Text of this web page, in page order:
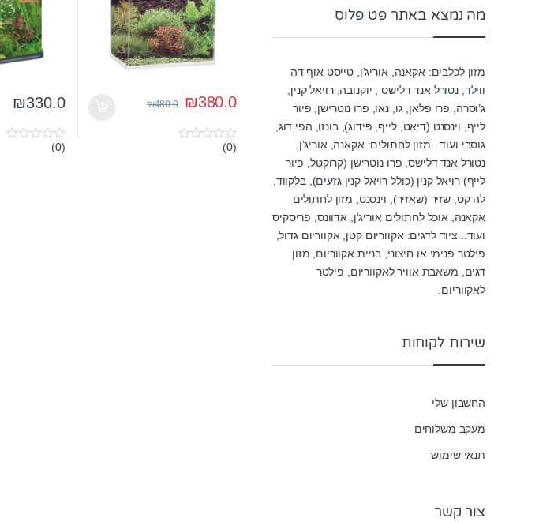
₪380.0
₪480.0
0(0)
₪330.0
0
(0)
מה נמצא באתר פט פלוס
מזון לכלבים: אקאנה, אוריג’ן, טייסט אוף דה
ווילד, נטורל אנד דלישס , יוקנובה, רויאל קנין,
ג’וסרה, פרו פלאן, גו, נאו, פרו נוטרישן, פיור
לייף, וינסנט (דיאט, לייף, פידוג), בונזו, הפי דוג,
גוסבי ועוד.. מזון לחתולים: אקאנה, אוריג’ן,
נטורל אנד דלישס, פרו נוטרישן (קרוקטל, פיור
לייף) רויאל קנין (כולל רויאל קנין גזעים), בלקווד,
לה קט, שזיר (שאזיר), וינסנט, מזון לחתולים
אקאנה, אוכל לחתולים אוריג’ן, אדוונס, פריסקיס
ועוד.. ציוד לדגים: אקווריום קטן, אקווריום גדול,
פילטר פנימי או חיצוני, בניית אקווריום, מזון
דגים, משאבת אוויר לאקווריום, פילטר
לאקווריום.
שירות לקוחות
החשבון שלי
מעקב משלוחים
תנאי שימוש
צור קשר